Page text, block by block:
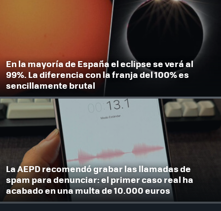
En la mayoría de España el eclipse se verá al
99%. La diferencia con la franja del 100% es
sencillamente brutal
La AEPD recomendó grabar las llamadas de
spam para denunciar: el primer caso real ha
acabado en una multa de 10.000 euros